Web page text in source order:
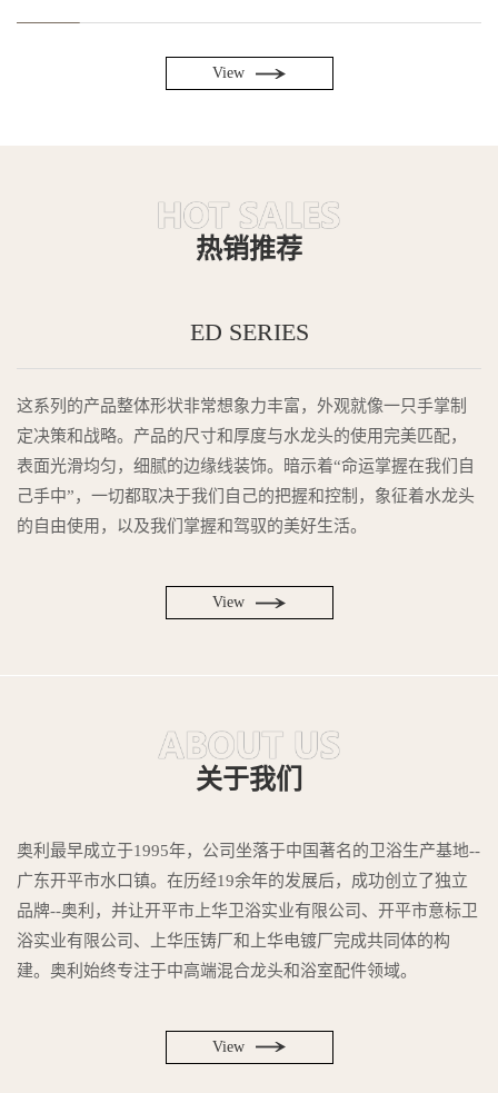
View
热销推荐
ED SERIES
这系列的产品整体形状非常想象力丰富，外观就像一只手掌制
定决策和战略。产品的尺寸和厚度与水龙头的使用完美匹配，
表面光滑均匀，细腻的边缘线装饰。暗示着“命运掌握在我们自
己手中”，一切都取决于我们自己的把握和控制，象征着水龙头
的自由使用，以及我们掌握和驾驭的美好生活。
View
关于我们
奥利最早成立于1995年，公司坐落于中国著名的卫浴生产基地--
广东开平市水口镇。在历经19余年的发展后，成功创立了独立
品牌--奥利，并让开平市上华卫浴实业有限公司、开平市意标卫
浴实业有限公司、上华压铸厂和上华电镀厂完成共同体的构
建。奥利始终专注于中高端混合龙头和浴室配件领域。
View